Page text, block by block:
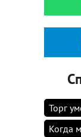
Торг
Когда